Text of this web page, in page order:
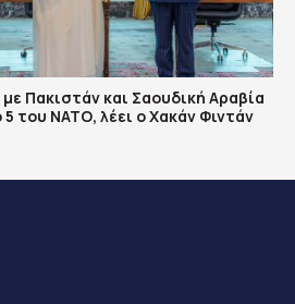
Πακιστάν και Σαουδική Αραβία
5 του ΝΑΤΟ, λέει ο Χακάν Φιντάν